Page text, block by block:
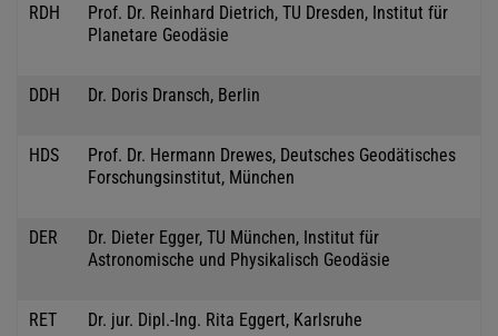
RDH
Prof. Dr. Reinhard Dietrich, TU Dresden, Institut für
Planetare Geodäsie
DDH Dr. Doris Dransch, Berlin
HDS
Prof. Dr. Hermann Drewes, Deutsches Geodätisches
Forschungsinstitut, München
DER
Dr. Dieter Egger, TU München, Institut für
Astronomische und Physikalisch Geodäsie
RET Dr. jur. Dipl.-Ing. Rita Eggert, Karlsruhe